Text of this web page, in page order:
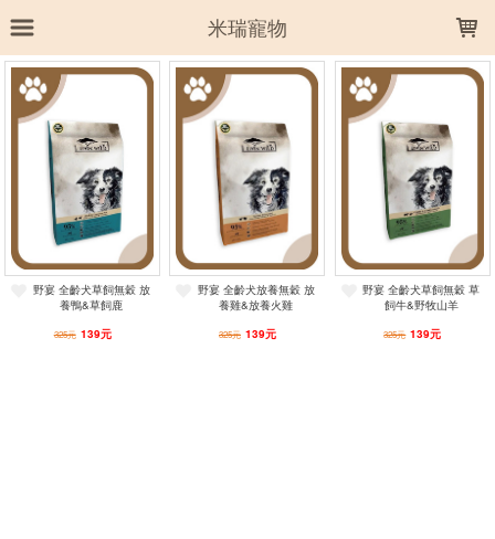
米瑞寵物
上架時間 銷售件數 銷售價格
樣式尺寸篩選
全部樣式 草飼牛&野牧山羊
放養雞&放養火雞
放養鴨&草飼鹿
全部尺寸 4lb 33lb
野宴 全齡犬草飼無穀 放
養鴨&草飼鹿
325元 139元
野宴 全齡犬放養無穀 放
養雞&放養火雞
325元 139元
野宴 全齡犬草飼無穀 草
飼牛&野牧山羊
325元 139元